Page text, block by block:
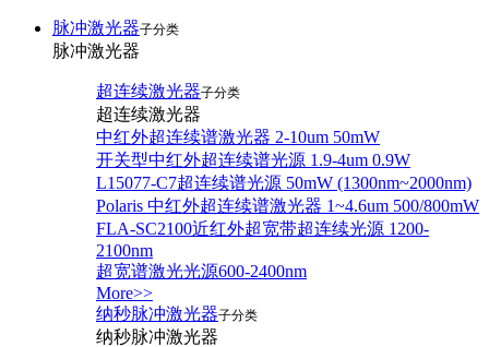
脉冲激光器子分类
脉冲激光器
超连续激光器子分类
超连续激光器
中红外超连续谱激光器 2-10um 50mW
开关型中红外超连续谱光源 1.9-4um 0.9W
L15077-C7超连续谱光源 50mW (1300nm~2000nm)
Polaris 中红外超连续谱激光器 1~4.6um 500/800mW
FLA-SC2100近红外超宽带超连续光源 1200-
2100nm
超宽谱激光光源600-2400nm
More>>
纳秒脉冲激光器子分类
纳秒脉冲激光器